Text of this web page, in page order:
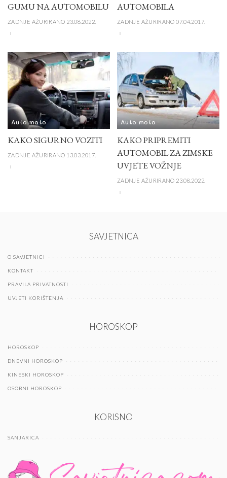
GUMU NA AUTOMOBILU
ZADNJE AŽURIRANO 23.08.2022.
AUTOMOBILA
ZADNJE AŽURIRANO 07.04.2017.
Auto moto
KAKO SIGURNO VOZITI
ZADNJE AŽURIRANO 13.03.2017.
Auto moto
KAKO PRIPREMITI
AUTOMOBIL ZA ZIMSKE
UVJETE VOŽNJE
ZADNJE AŽURIRANO 23.08.2022.
SAVJETNICA
O SAVJETNICI
KONTAKT
PRAVILA PRIVATNOSTI
UVJETI KORIŠTENJA
HOROSKOP
HOROSKOP
DNEVNI HOROSKOP
KINESKI HOROSKOP
OSOBNI HOROSKOP
KORISNO
SANJARICA